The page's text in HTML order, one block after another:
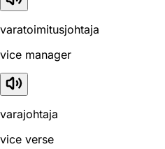
varatoimitusjohtaja
vice manager
varajohtaja
vice verse